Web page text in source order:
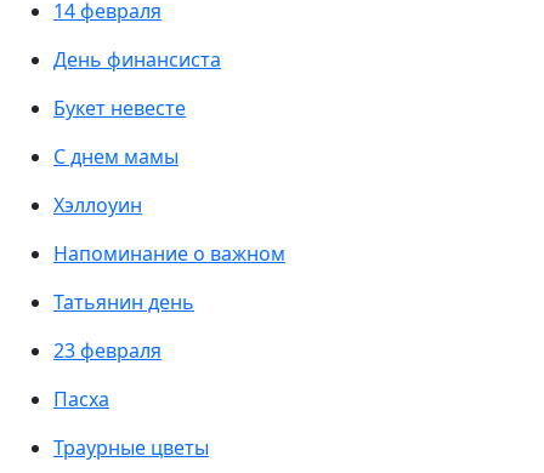
14 февраля
День финансиста
Букет невесте
С днем мамы
Хэллоуин
Напоминание о важном
Татьянин день
23 февраля
Пасха
Траурные цветы